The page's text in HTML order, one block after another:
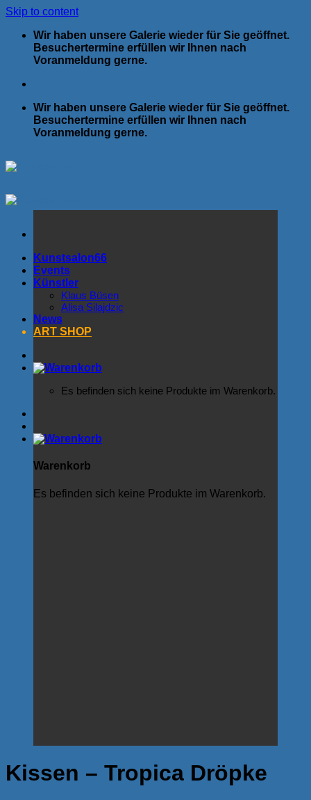
Skip to content
Wir haben unsere Galerie wieder für Sie geöffnet.
Besuchertermine erfüllen wir Ihnen nach
Voranmeldung gerne.
Wir haben unsere Galerie wieder für Sie geöffnet.
Besuchertermine erfüllen wir Ihnen nach
Voranmeldung gerne.
Kunstsalon66
Events
Künstler
Klaus Büsen
Alisa Silajdzic
News
ART SHOP
Es befinden sich keine Produkte im Warenkorb.
Warenkorb
Es befinden sich keine Produkte im Warenkorb.
Kissen – Tropica Dröpke